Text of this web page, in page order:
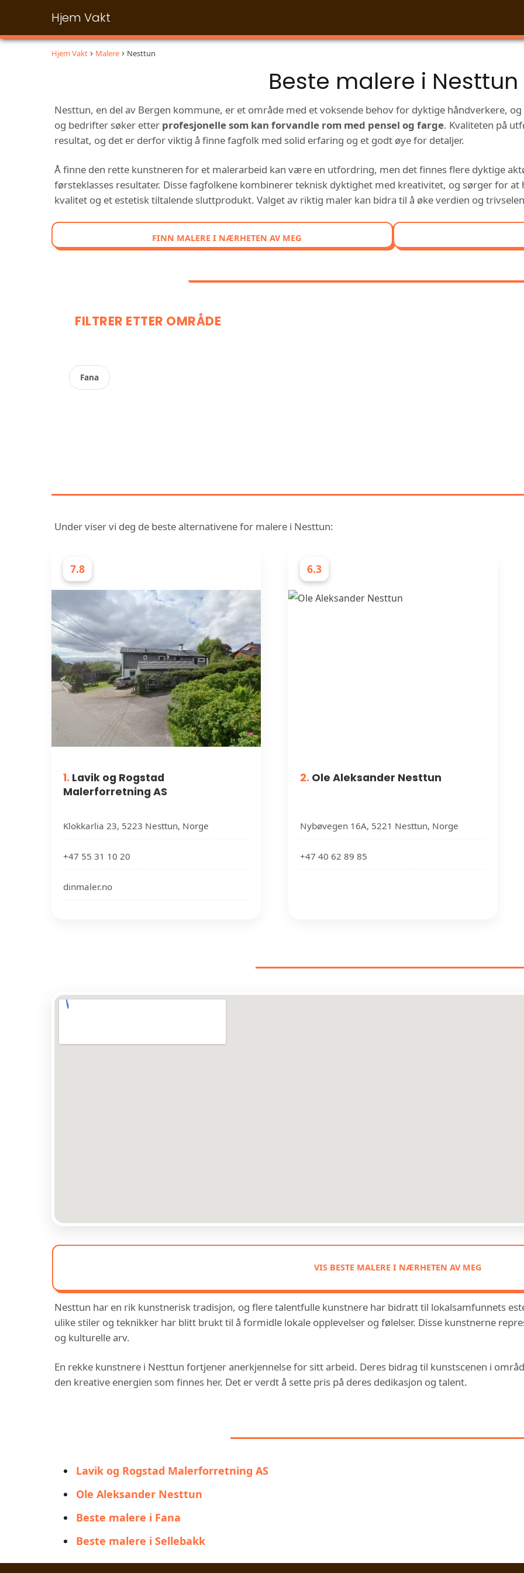
Hjem Vakt
Hjem Vakt Malere Nesttun
Beste malere i Nesttun
Nesttun, en del av Bergen kommune, er et område med et voksende behov for dyktige håndverkere,
og bedrifter søker etter profesjonelle som kan forvandle rom med pensel og farge. Kvaliteten på
resultat, og det er derfor viktig å finne fagfolk med solid erfaring og et godt øye for detaljer.
Å finne den rette kunstneren for et malerarbeid kan være en utfordring, men det finnes flere dyktige
førsteklasses resultater. Disse fagfolkene kombinerer teknisk dyktighet med kreativitet, og sørger for
kvalitet og et estetisk tiltalende sluttprodukt. Valget av riktig maler kan bidra til å øke verdien og
FINN MALERE I NÆRHETEN AV MEG
FILTRER ETTER OMRÅDE
Fana
Under viser vi deg de beste alternativene for malere i Nesttun:
7.8
1. Lavik og Rogstad
Malerforretning AS
Klokkarlia 23, 5223 Nesttun, Norge
+47 55 31 10 20
dinmaler.no
6.3
2. Ole Aleksander Nesttun
Nybøvegen 16A, 5221 Nesttun, Norge
+47 40 62 89 85
VIS BESTE MALERE I NÆRHETEN AV MEG
Nesttun har en rik kunstnerisk tradisjon, og flere talentfulle kunstnere har bidratt til lokalsamfunnets
ulike stiler og teknikker har blitt brukt til å formidle lokale opplevelser og følelser. Disse kunstnerne
og kulturelle arv.
En rekke kunstnere i Nesttun fortjener anerkjennelse for sitt arbeid. Deres bidrag til kunstscenen i
den kreative energien som finnes her. Det er verdt å sette pris på deres dedikasjon og talent.
Lavik og Rogstad Malerforretning AS
Ole Aleksander Nesttun
Beste malere i Fana
Beste malere i Sellebakk